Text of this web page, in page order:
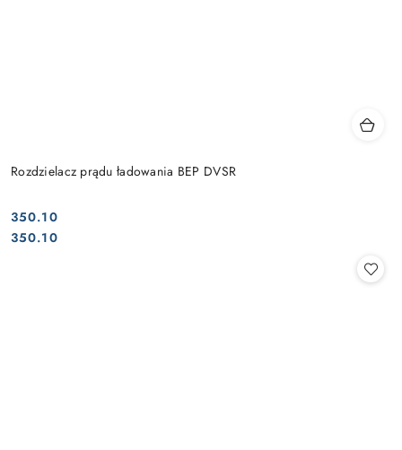
Rozdzielacz prądu ładowania BEP DVSR
Cena:
350.10
Cena:
350.10